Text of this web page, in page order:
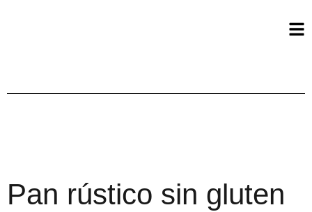
Pan rústico sin gluten